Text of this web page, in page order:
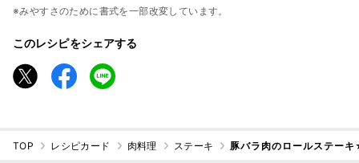
※みやすさのために書式を一部改変しています。
このレシピをシェアする
TOP レシピカード 肉料理 ステーキ 豚バラ肉のロールステー